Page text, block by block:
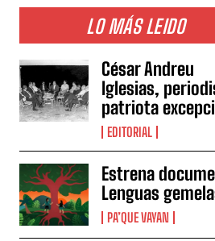
LO MÁS LEIDO
César Andreu
Iglesias,
patriota
EDITORIAL
Estrena
Lenguas
PA’QUE VAYAN